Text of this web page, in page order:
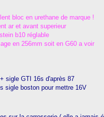
bloc en urethane de marque !
ar et avant superieur
b10 réglable
en 256mm soit en G60 a voir
sigle GTI 16s d'après 87
sigle boston pour mettre 16V